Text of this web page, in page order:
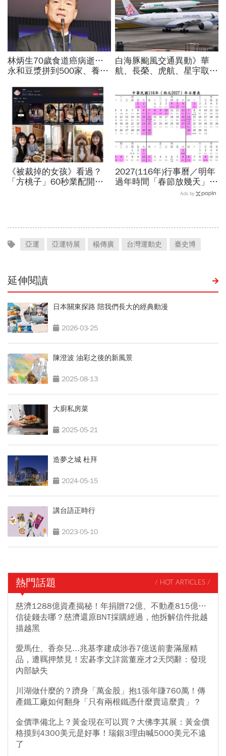
林炳生70歲食道癌病逝…
永和豆漿拼到500家、養生
期5症狀：高危險因子是它
白海豚颱風交通異動》華
航、長榮、虎航、星宇取消
飛沖繩！台鐵高鐵公路管制
不斷更新
《被裁掉的女孩》看過？
「方桃子」60秒業配開價
2027(116年)行事曆／明年
過年時間「春節放幾天」、
寒假時間暑假日期？連假3
Ads by
亞運 亞運特展 楊傳廣 台灣運動史 臺史博
延伸閱讀
日本關東探路 陪我們長大的經典動漫
2026-03-25
陳澄波 油彩之後的新風景
2025-08-13
大廚私房菜
2025-05-21
造夢之城 杜拜
2024-05-15
講台語正時行
2023-05-10
熱門話題 / HOT ARTICLES /
慈濟1288億資產揭秘！年捐贈72億、不動產815億…
信徒錢去哪？慈濟還原BNT採購經過，他拆解信件批越
描越黑
愛馬仕、香奈兒...兆基李建成涉吞7億送前妻滿屋精
品，遭羈押禁見！宏碁李文詳當董座才2天閃辭：發現
內部缺失
川湖做什麼的？躋身「萬金股」抱1張年賺760萬！傳
產鐵工廠如何翻身「只有兩根鐵憑什麼賣這麼貴」？
金價準備北上？黃金現在可以買？大佛李其展：黃金價
格摸到4300美元是好事！瑞銀3理由喊5000美元不遠
了